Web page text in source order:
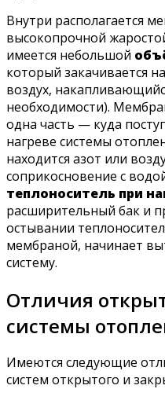
Внутри располагается
высокопрочной
имеется небольшой
который закачивается
воздух,
необходимости).
одна часть — куда
нагреве системы
находится азот или
соприкосновение с
теплоноситель при
расширительный бак и
остывании
мембраной, начинает
систему.
Отличия
системы
Имеются следующие
систем открытого и